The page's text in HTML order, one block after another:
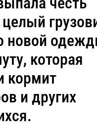
новой
которая
кормит
и других